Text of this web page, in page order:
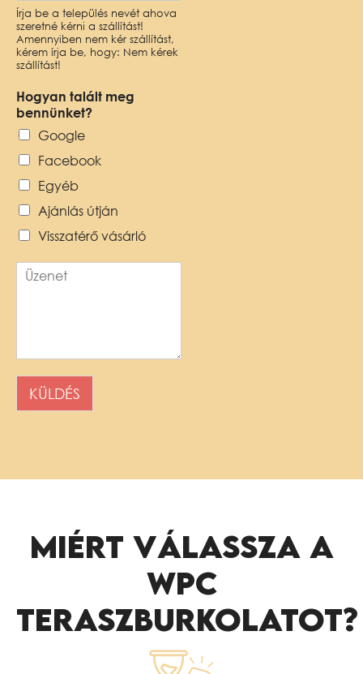
Írja be a település nevét ahova
szeretné kérni a szállítást!
Amennyiben nem kér szállítást,
kérem írja be, hogy: Nem kérek
szállítást!
Hogyan talált meg
bennünket?
Google
Facebook
Egyéb
Ajánlás útján
Visszatérő vásárló
KÜLDÉS
MIÉRT VÁLASSZA A
WPC
TERASZBURKOLATOT?